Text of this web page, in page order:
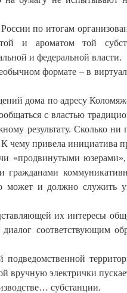
по итогам
и ароматом той
и федеральной власти.
формате – в
дома по адресу
с властью
результату. Сколько
К чему привела инициатива
«продвинутыми
гражданами
может и должно
их интересы
соответствующим
вручную электрички
субстанции.